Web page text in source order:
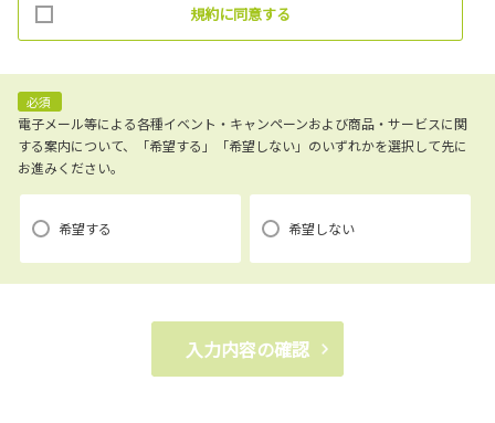
(3)お客様に不利益を与えないために行う、お客様に対する迅速なご連絡
（電子メール、電話、郵送によるご連絡）
(5)商品の企画・開発あるいはお客様満足向上策などの検討のためのお客
様アンケート調査の実施
【3．推奨環境について】
1.当社の推奨するインターネット環境にてお申込みをお願いします。推奨
それに伴う連絡の不徹底については責任を負いかねますので、あらかじ
いただく場合がございます。
規約に同意する
必須
電子メール等による各種イベント・キャンペーンおよび商品・サービスに関
する案内について、「希望する」「希望しない」のいずれかを選択して先に
お進みください。
希望する 希望しない
入力内容の確認